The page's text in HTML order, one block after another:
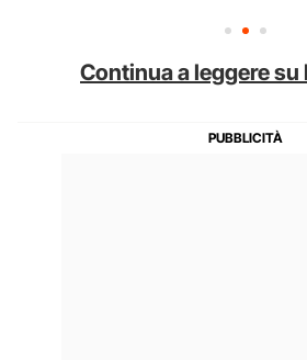
Continua a leggere su